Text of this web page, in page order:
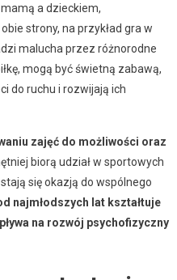
a dzieckiem,
strony, na przykład gra w
malucha przez różnorodne
mogą być świetną zabawą,
do ruchu i rozwijają ich
zajęć do możliwości oraz
biorą udział w sportowych
się okazją do wspólnego
najmłodszych lat kształtuje
na rozwój psychofizyczny